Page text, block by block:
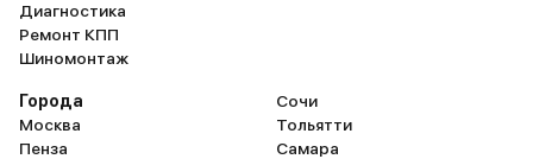
Диагностика
Ремонт КПП
Шиномонтаж
Города
Москва
Пенза
Сочи
Тольятти
Самара